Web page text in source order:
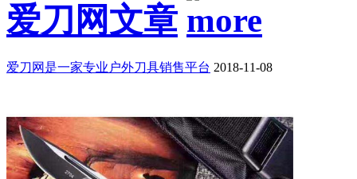
爱刀网文章
爱刀网是一家专业户外刀具销售平台 2018-11-08